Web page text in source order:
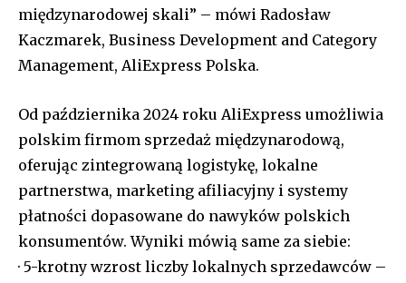
międzynarodowej skali” – mówi Radosław
Kaczmarek, Business Development and Category
Management, AliExpress Polska.
Od października 2024 roku AliExpress umożliwia
polskim firmom sprzedaż międzynarodową,
oferując zintegrowaną logistykę, lokalne
partnerstwa, marketing afiliacyjny i systemy
płatności dopasowane do nawyków polskich
konsumentów. Wyniki mówią same za siebie:
· 5-krotny wzrost liczby lokalnych sprzedawców –